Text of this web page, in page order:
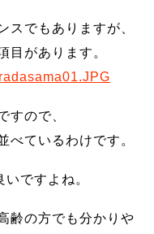
スでもありますが、
目があります。
すので、
べているわけです。
ですよね。
齢の方でも分かりや